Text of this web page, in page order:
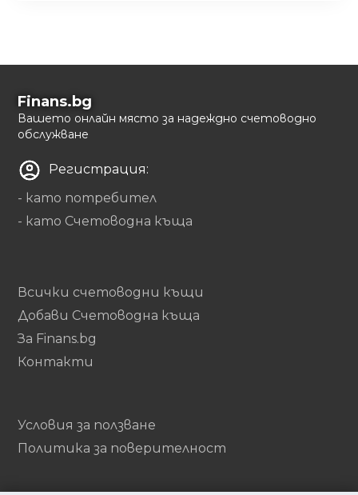
Finans.bg
Вашето онлайн място за надеждно счетоводно
обслужване
Регистрация:
- като потребител
- като Счетоводна къща
Всички счетоводни къщи
Добави Счетоводна къща
За Finans.bg
Контакти
Условия за ползване
Политика за поверителност